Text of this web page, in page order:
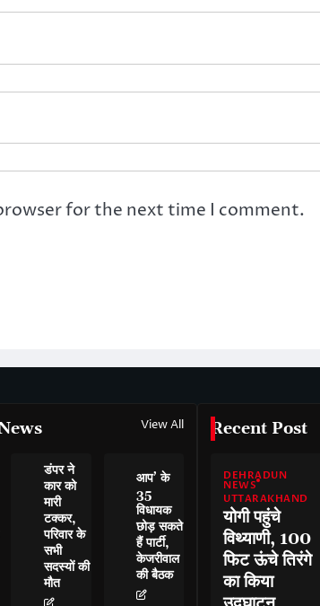
for the next time I comment.
View All
डंपर ने
कार को
मारी
टक्कर,
परिवार के
सभी
सदस्यों की
मौत
आप’ के
35
विधायक
छोड़ सकते
हैं पार्टी,
केजरीवाल
की बैठक
Recent Post
DEHRADUN
NEWS
UTTARAKHAND
योगी पहुंचे
विथ्याणी, 100
फिट ऊंचे तिरंगे
का किया